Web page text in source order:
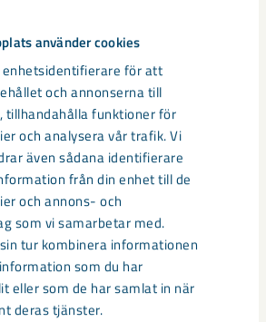
använder cookies
enhetsidentifierare för att
och annonserna till
tillhandahålla funktioner för
och analysera vår trafik. Vi
även sådana identifierare
från din enhet till de
och annons- och
som vi samarbetar med.
tur kombinera informationen
som du har
eller som de har samlat in när
deras tjänster.
i gamla Kiruna
under 2026
fortsätter avveckling av fastigheter i
på grund av den pågående gruvdriften